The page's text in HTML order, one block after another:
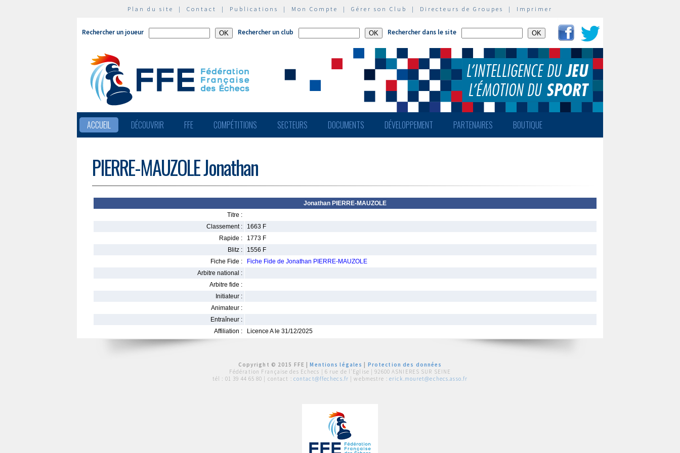
Plan du site | Contact | Publications | Mon Compte | Gérer son Club | Directeurs de Groupes | Imprimer
Rechercher un joueur Rechercher un club Rechercher dans le site
ACCUEIL DÉCOUVRIR FFE COMPÉTITIONS SECTEURS DOCUMENTS DÉVELOPPEMENT PARTENAIRES BOUTIQUE
PIERRE-MAUZOLE Jonathan
Jonathan PIERRE-MAUZOLE
Titre :
Classement :
1663 F
Rapide :
1773 F
Blitz :
1556 F
Fiche Fide :
Fiche Fide de Jonathan PIERRE-MAUZOLE
Arbitre national :
Arbitre fide :
Initiateur :
Animateur :
Entraîneur :
Affiliation :
Licence A le 31/12/2025
Copyright © 2015 FFE |Mentions légales
Protection des données
Fédération Française des Echecs | 6 rue de l'Eglise | 92600 ASNIERES SUR SEINE
tél : 01 39 44 65 80 | contact : contact@ffechecs.fr | webmestre : erick.mouret@echecs.asso.fr